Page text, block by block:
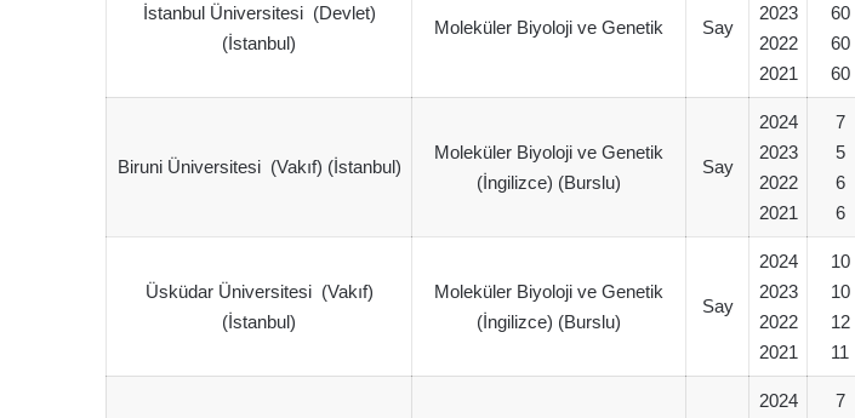
İstanbul Üniversitesi (Devlet)
(İstanbul)
Moleküler Biyoloji ve Genetik Say
2023
2022
2021
60
60
60
Biruni Üniversitesi (Vakıf) (İstanbul)
Moleküler Biyoloji ve Genetik
(İngilizce) (Burslu)
Say
2024
2023
2022
2021
7
5
6
6
Üsküdar Üniversitesi (Vakıf)
(İstanbul)
Moleküler Biyoloji ve Genetik
(İngilizce) (Burslu)
Say
2024
2023
2022
2021
10
10
12
11
2024
7